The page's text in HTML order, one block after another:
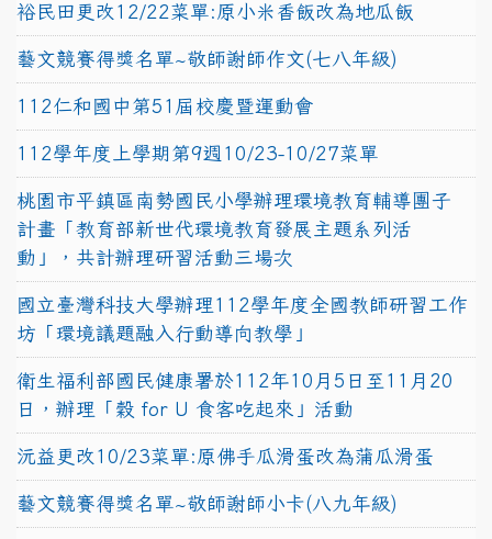
裕民田更改12/22菜單:原小米香飯改為地瓜飯
藝文競賽得獎名單~敬師謝師作文(七八年級)
112仁和國中第51屆校慶暨運動會
112學年度上學期第9週10/23-10/27菜單
桃園市平鎮區南勢國民小學辦理環境教育輔導團子
計畫「教育部新世代環境教育發展主題系列活
動」，共計辦理研習活動三場次
國立臺灣科技大學辦理112學年度全國教師研習工作
坊「環境議題融入行動導向教學」
衛生福利部國民健康署於112年10月5日至11月20
日，辦理「穀 for U 食客吃起來」活動
沅益更改10/23菜單:原佛手瓜滑蛋改為蒲瓜滑蛋
藝文競賽得獎名單~敬師謝師小卡(八九年級)